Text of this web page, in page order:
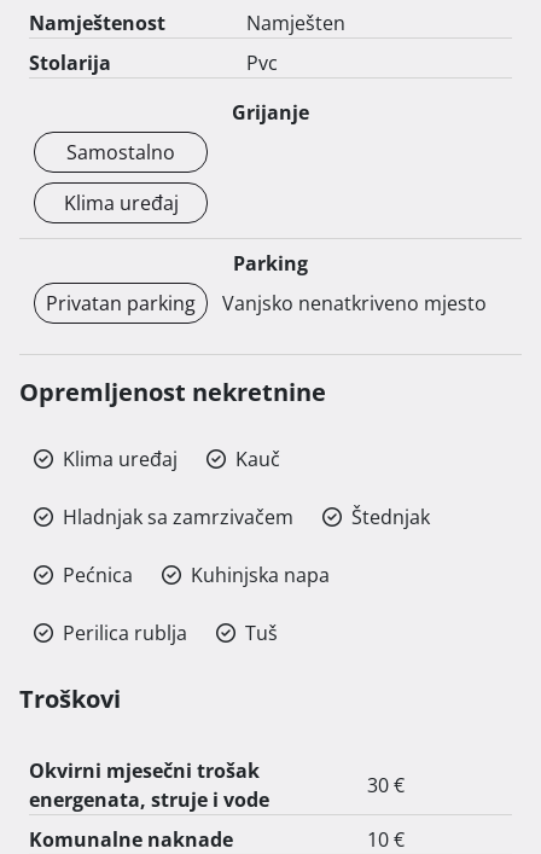
dog). There is a washing machine, but no dishwasher.
Utilities are not included in the rental price.
Namještenost
Namješten
Stolarija
Pvc
Grijanje
Samostalno
Klima uređaj
Parking
Privatan parking
Vanjsko nenatkriveno mjesto
Opremljenost nekretnine
Klima uređaj Kauč
Hladnjak sa zamrzivačem Štednjak
Pećnica Kuhinjska napa
Perilica rublja Tuš
Troškovi
Okvirni mjesečni trošak
energenata, struje i vode
30 €
Komunalne naknade 10 €